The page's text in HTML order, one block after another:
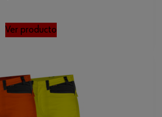
Ver producto